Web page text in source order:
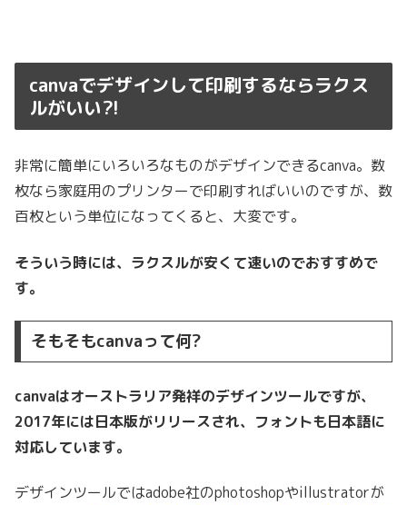
canvaでデザインして印刷するならラクス
ルがいい⁈
非常に簡単にいろいろなものがデザインできるcanva。数
枚なら家庭用のプリンターで印刷すればいいのですが、数
百枚という単位になってくると、大変です。
そういう時には、ラクスルが安くて速いのでおすすめで
す。
そもそもcanvaって何?
canvaはオーストラリア発祥のデザインツールですが、
2017年には日本版がリリースされ、フォントも日本語に
対応しています。
デザインツールではadobe社のphotoshopやillustratorが